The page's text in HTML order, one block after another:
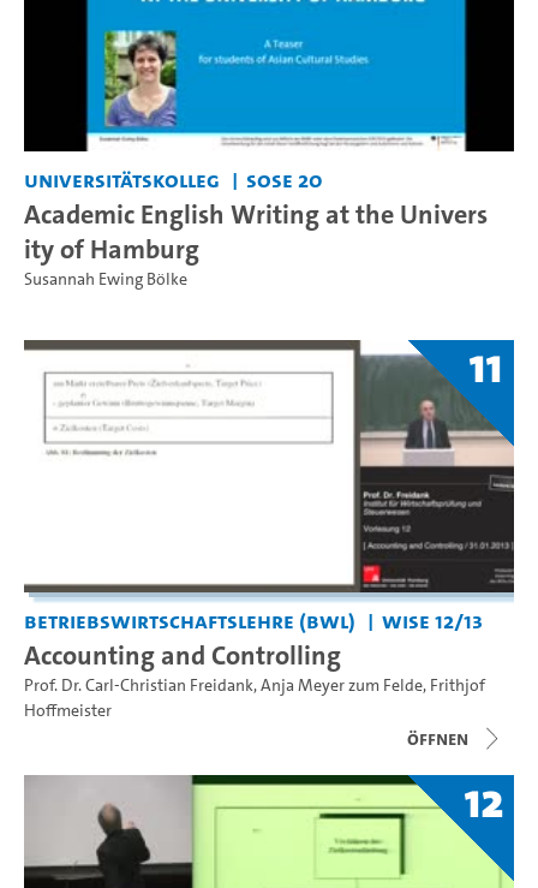
Universitätskolleg SoSe 20
Academic English Writing at the Univers
ity of Hamburg
Susannah Ewing Bölke
11
Betriebswirtschaftslehre (BWL) WiSe 12/13
Accounting and Controlling
Prof. Dr. Carl-Christian Freidank,Anja Meyer zum Felde, Frithjof
Hoffmeister
Öffnen
12